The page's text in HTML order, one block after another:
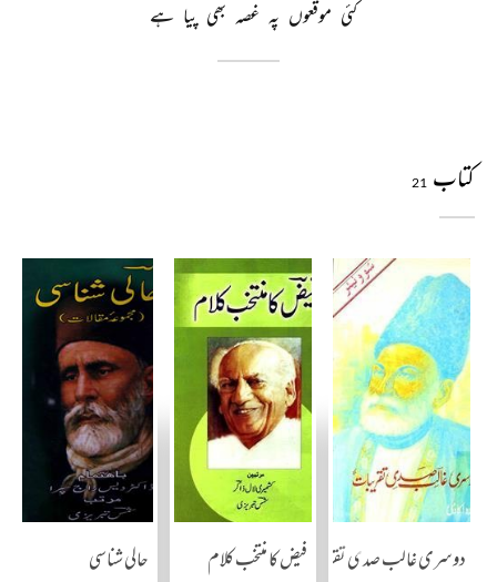
کئی موقعوں پہ غصہ بھی پیا ہے
کتاب 21
دوسری غالب صدی تقریباتفیض کا منتخب کلام حالی شناسی